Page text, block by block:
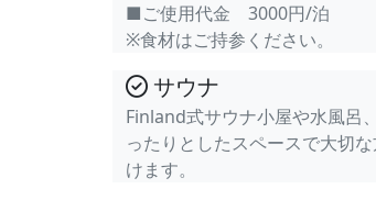
■ご使用代金 3000円/泊
※食材はご持参ください。
サウナ
Finland式サウナ小屋や水風呂
ったりとしたスペースで大切
けます。